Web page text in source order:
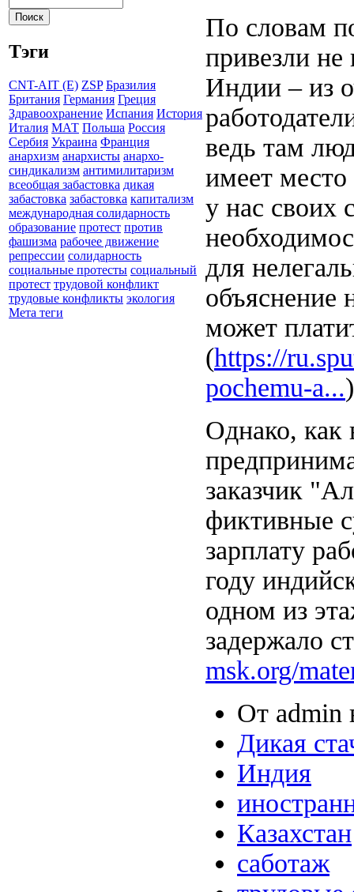
Тэги
CNT-AIT (E) ZSP Бразилия
Британия Германия Греция
Здравоохранение Испания История
Италия МАТ Польша Россия
Сербия Украина Франция
анархизм анархисты анархо-
синдикализм антимилитаризм
всеобщая забастовка дикая
забастовка забастовка капитализм
международная солидарность
образование протест против
фашизма рабочее движение
репрессии солидарность
социальные протесты социальный
протест трудовой конфликт
трудовые конфликты экология
Мета теги
По словам
привезли не
Индии – из
ведь там
имеет место
у нас своих
для
объяснение
может
(https://
pochemu-a...)
Однако, как
заказчик
фиктивные
зарплату
году
одном из
задержало
msk.org/
От admin
Дикая
Индия
Казахстан
саботаж